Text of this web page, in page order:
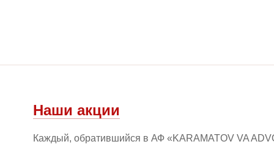
Наши акции
Каждый, обратившийся в АФ «KARAMATOV VA